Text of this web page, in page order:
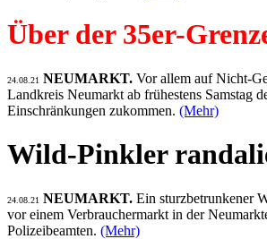
Über der 35er-
24.08.21 NEUMARKT. Vor allem auf Nicht-
Landkreis Neumarkt ab frühestens Samstag
Einschränkungen zukommen. (Mehr)
Wild-Pinkler
24.08.21 NEUMARKT. Ein sturzbetrunkener
vor einem Verbrauchermarkt in der
Polizeibeamten. (Mehr)